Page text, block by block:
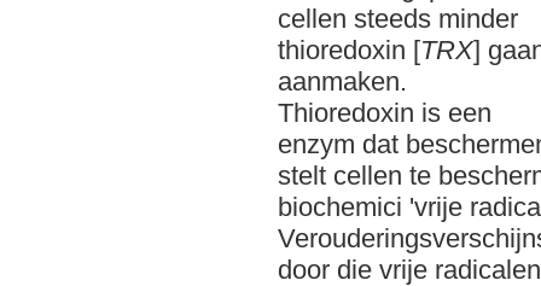
cellen steeds minder
thioredoxin [TRX]
aanmaken.
Thioredoxin is een
enzym dat
stelt cellen te
biochemici 'vrije
door die vrije